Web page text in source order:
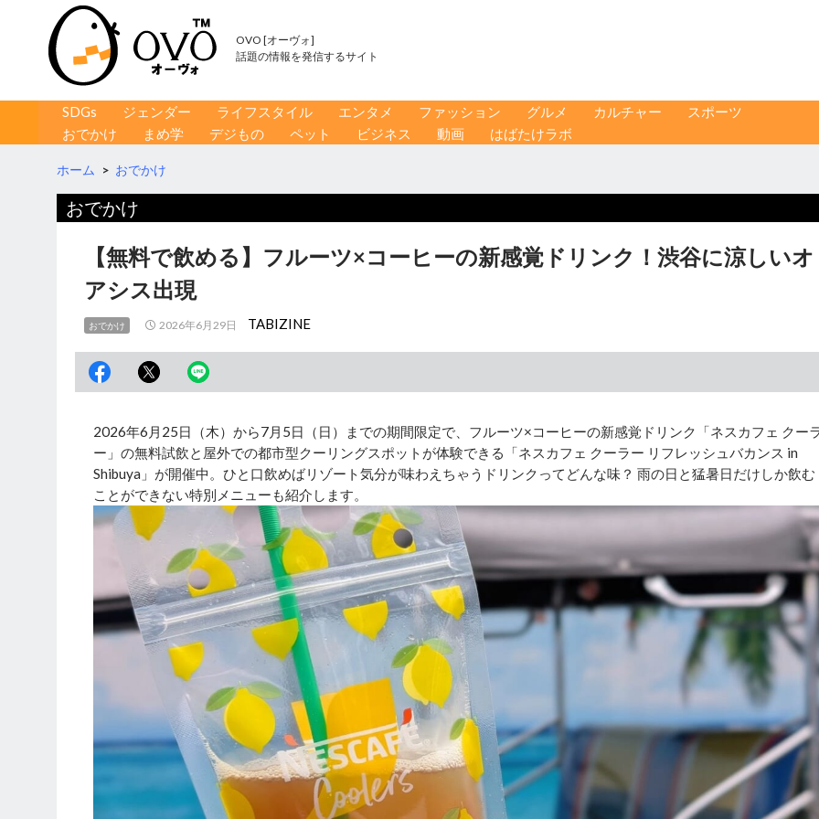
OVO [オーヴォ]
話題の情報を発信するサイト
コンテンツへ移動
SDGs ジェンダー ライフスタイル エンタメ ファッション グルメ カルチャー
スポーツ
おでかけ
まめ学 デジもの ペット ビジネス 動画 はばたけラボ
ホーム > おでかけ
おでかけ
【無料で飲める】フルーツ×コーヒーの新感覚ドリンク！渋谷に涼しいオ
アシス出現
おでかけ 2026年6月29日 TABIZINE
2026年6月25日（木）から7月5日（日）までの期間限定で、フルーツ×コーヒーの新感覚ドリンク「ネスカフェ クー
ー」の無料試飲と屋外での都市型クーリングスポットが体験できる「ネスカフェ クーラー リフレッシュバカンス in
Shibuya」が開催中。ひと口飲めばリゾート気分が味わえちゃうドリンクってどんな味？ 雨の日と猛暑日だけしか飲む
ことができない特別メニューも紹介します。